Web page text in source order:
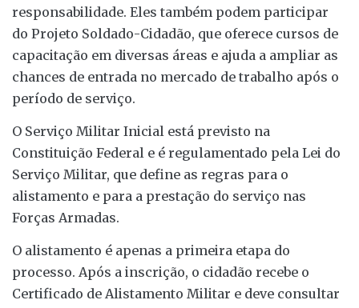
responsabilidade. Eles também podem participar
do Projeto Soldado-Cidadão, que oferece cursos de
capacitação em diversas áreas e ajuda a ampliar as
chances de entrada no mercado de trabalho após o
período de serviço.
O Serviço Militar Inicial está previsto na
Constituição Federal e é regulamentado pela Lei do
Serviço Militar, que define as regras para o
alistamento e para a prestação do serviço nas
Forças Armadas.
O alistamento é apenas a primeira etapa do
processo. Após a inscrição, o cidadão recebe o
Certificado de Alistamento Militar e deve consultar